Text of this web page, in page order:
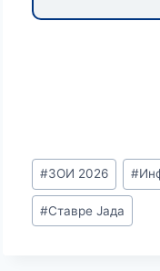
Post
Tags:
#ЗОИ 2026 #
#Ставре Јада